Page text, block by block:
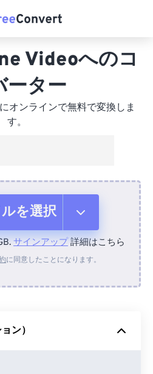
Videoへのコ
ーター
オンラインで無料で変換しま
す。
を選択
スから
ドライブから
サインアップ詳細はこちら
に同意したことになります。
ン）